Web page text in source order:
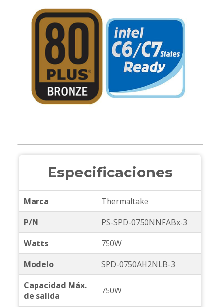
Especificaciones
Marca
Thermaltake
P/N
PS-SPD-0750NNFABx-3
Watts
750W
Modelo
SPD-0750AH2NLB-3
Capacidad Máx.
de salida
750W